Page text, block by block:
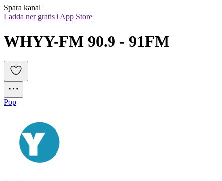
Spara kanal
Ladda ner gratis i App Store
WHYY-FM 90.9 - 91FM
Pop